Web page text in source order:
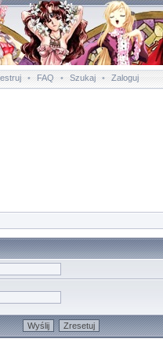
• FAQ • Szukaj • Zaloguj